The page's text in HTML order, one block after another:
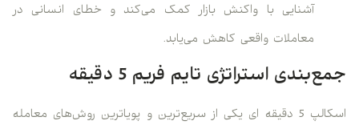
آشنایی با واکنش بازار کمک می‌کند و خطای انسانی در
معاملات واقعی کاهش می‌یابد.
جمع‌بندی استراتژی تایم فریم 5 دقیقه
اسکالپ 5 دقیقه ای یکی از سریع‌ترین و پویاترین روش‌های معامله